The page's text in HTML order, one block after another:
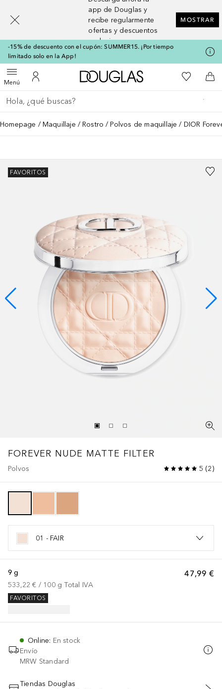
app de Douglas y
recibe regularmente
ofertas y descuentos
exclusivos
MOSTRAR
-15% de descuento con el cupón: SUMMER15. ¡Por tiempo
limitado solo en la App!
MenúAbrir menúMi cuenta
A Douglas HomeMi lista de
A
Regresar
Ejecutar búsqueda
Homepage Maquillaje Rostro Polvos de maquillaje DIOR
FAVORITOS
FOREVER NUDE MATTE FILTER
Polvos 5 (2)
01 - FAIR
47,99 €
9 g
533,22 € / 100 g Total IVA
FAVORITOS
Online: En stock
Envío
MRW Standard
Tiendas Douglas
[navigation.slideout.screenreader]